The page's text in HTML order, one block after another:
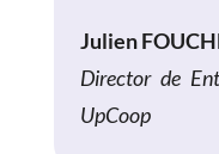
Julien
Director de
UpCoop